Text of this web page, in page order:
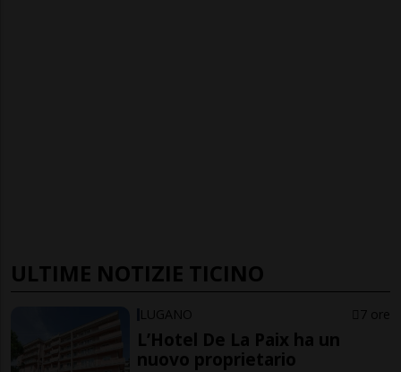
ULTIME NOTIZIE TICINO
LUGANO 7 ore
L’Hotel De La Paix ha un
nuovo proprietario